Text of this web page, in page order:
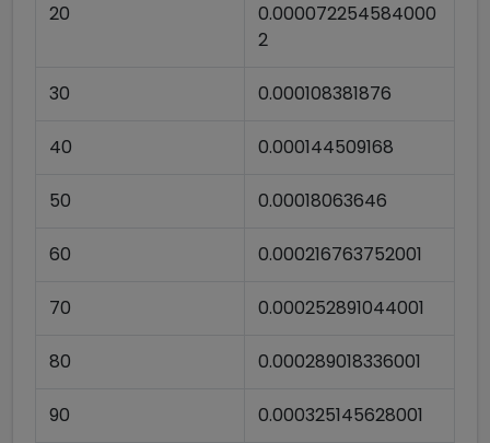
20
0.000072254584000
2
30 0.000108381876
40 0.000144509168
50 0.00018063646
60 0.000216763752001
70 0.000252891044001
80 0.000289018336001
90 0.000325145628001